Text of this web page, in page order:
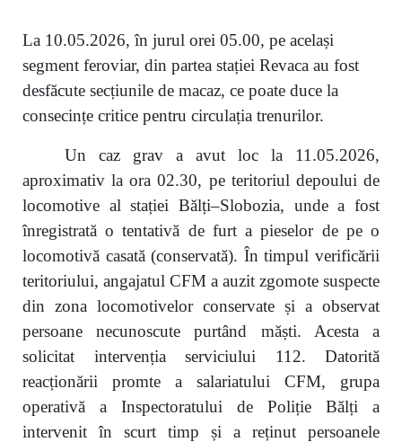
La 10.05.2026, în jurul orei 05.00, pe același
segment feroviar, din partea stației Revaca au fost
desfăcute secțiunile de macaz, ce poate duce la
consecințe critice pentru circulația trenurilor.
Un caz grav a avut loc la 11.05.2026,
aproximativ la ora 02.30, pe teritoriul depoului de
locomotive al stației Bălți–Slobozia, unde a fost
înregistrată o tentativă de furt a pieselor de pe o
locomotivă casată (conservată). În timpul verificării
teritoriului, angajatul CFM a auzit zgomote suspecte
din zona locomotivelor conservate și a observat
persoane necunoscute purtând măști. Acesta a
solicitat intervenția serviciului 112. Datorită
reacționării promte a salariatului CFM, grupa
operativă a Inspectoratului de Poliție Bălți a
intervenit în scurt timp și a reținut persoanele